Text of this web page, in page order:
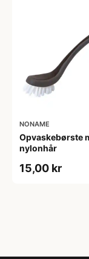
NONAME
Opvaskebørste
nylonhår
15,00 kr